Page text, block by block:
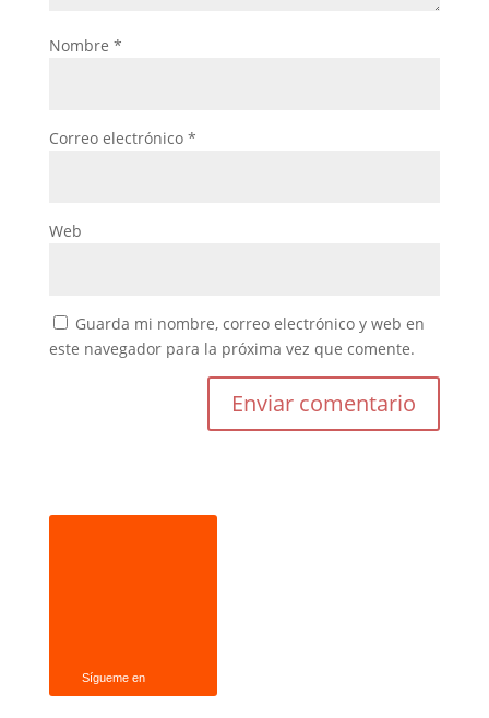
Nombre *
Correo electrónico *
Web
Guarda mi nombre, correo electrónico y web en
este navegador para la próxima vez que comente.
Sígueme en